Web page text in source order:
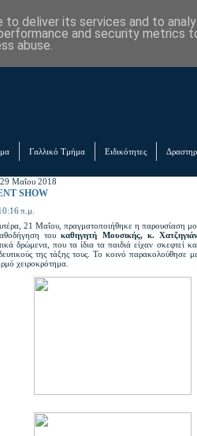
Γαλλικό Τμήμα Ειδικότητες
29 Μαΐου 2018
SHOW
π.μ.
21 Μαΐου, πραγματοποιήθηκε η παρουσίαση
τουκαθηγητή Μουσικής, κ.
δρώμενα, που τα ίδια τα παιδιά είχαν σκεφτεί
της τάξης τους. Το κοινό παρακολούθησε
χειροκρότημα.
deliver its services and to
and security metrics
abuse.